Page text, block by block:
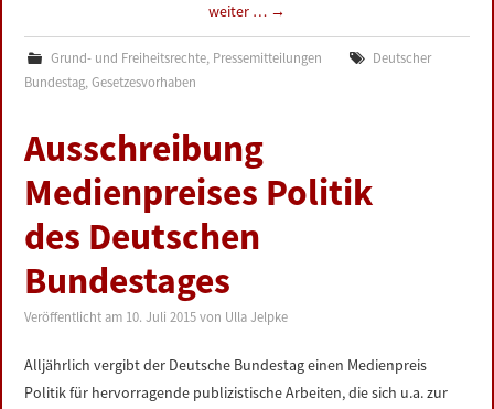
weiter … →
Grund- und Freiheitsrechte, Pressemitteilungen
Deutscher
Bundestag,Gesetzesvorhaben
Ausschreibung
Medienpreises Politik
des Deutschen
Bundestages
Veröffentlicht am 10. Juli 2015 von Ulla Jelpke
Alljährlich vergibt der Deutsche Bundestag einen Medienpreis
Politik für hervorragende publizistische Arbeiten, die sich u.a. zur